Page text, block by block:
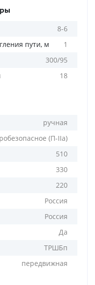
8-6
пути, м
1
300/95
18
ручная
(П-IIa)
510
330
220
Россия
Россия
Да
ТРШБп
передвижная